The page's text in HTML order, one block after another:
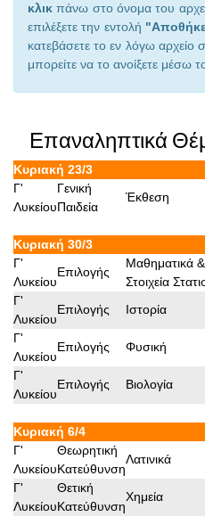
κλικ πάνω στο όνομα του
επιλέξετε την εντολή
κατεβάσετε το εν λόγω αρχείο
μπορείτε να το ανοίξετε
Επαναληπτικά
Κυριακή 23/3
Γ'
Λυκείου
Γενική
Παιδεία
Έκθεση
Κυριακή 30/3
Γ'
Λυκείου
Επιλογής
Μαθηματικά &
Στοιχεία
Γ'
Λυκείου
Επιλογής Ιστορία
Γ'
Λυκείου
Επιλογής Φυσική
Γ'
Λυκείου
Επιλογής Βιολογία
Κυριακή 6/4
Γ'
Λυκείου
Θεωρητική
Κατεύθυνση
Λατινικά
Γ'
Λυκείου
Θετική
Κατεύθυνση
Χημεία